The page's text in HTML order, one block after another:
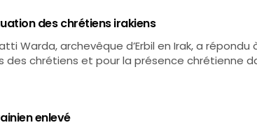
des chrétiens irakiens
Warda, archevêque d’Erbil en Irak, a
des chrétiens et pour la présence chrétienne
enlevé